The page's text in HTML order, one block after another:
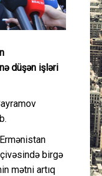
düşən işləri
birgə
mətni artıq